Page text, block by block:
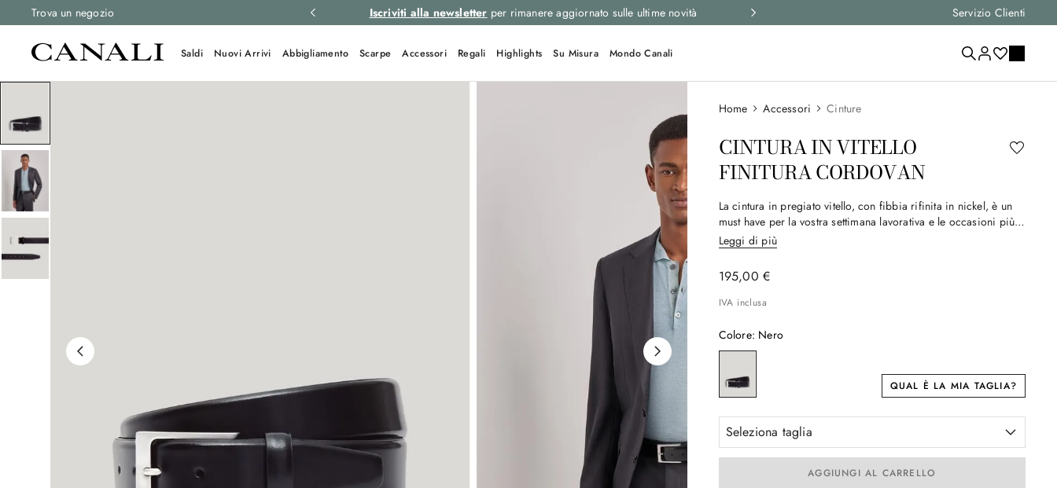
Trova un negozio
e resi gratuiti su tutti gli ordini. Iscriviti alla newsletter per rimanere aggiornato sulle ultime novità Spedizione express e resi gratuiti su tutti gli
Servizio Clienti
Saldi Nuovi Arrivi Abbigliamento Scarpe Accessori Regali Highlights Su Misura Mondo Canali
Accessori Cinture
CINTURA IN VITELLO
FINITURA CORDOVAN
La cintura in pregiato vitello, con fibbia rifinita in nickel, è un
must have per la vostra settimana lavorativa e le occasioni più
formali. Dalla linea affusolata e sofisticata è un modello che
lascia il segno.
Leggi di più
195,00 €
IVA inclusa
Colore: Nero
QUAL È LA MIA TAGLIA?
Seleziona taglia
AGGIUNGI AL CARRELLO